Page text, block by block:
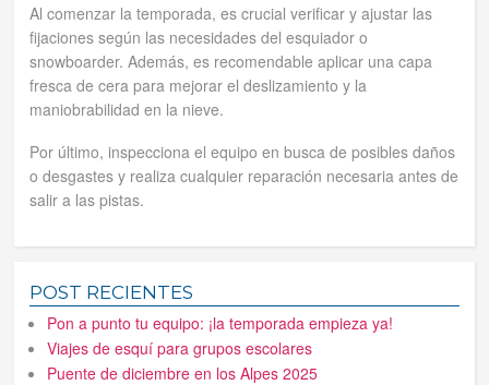
Al comenzar la temporada, es crucial verificar y ajustar las
fijaciones según las necesidades del esquiador o
snowboarder. Además, es recomendable aplicar una capa
fresca de cera para mejorar el deslizamiento y la
maniobrabilidad en la nieve.
Por último, inspecciona el equipo en busca de posibles daños
o desgastes y realiza cualquier reparación necesaria antes de
salir a las pistas.
POST RECIENTES
Pon a punto tu equipo: ¡la temporada empieza ya!
Viajes de esquí para grupos escolares
Puente de diciembre en los Alpes 2025